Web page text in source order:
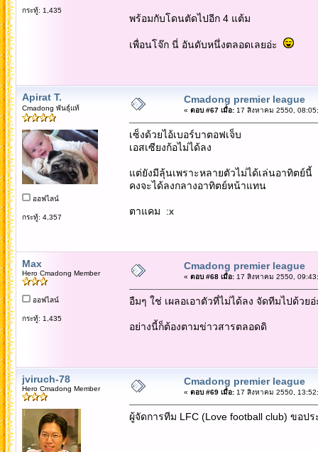
กระทู้: 1,435
พร้อมกับโดนตัดไปอีก 4 แต้ม
เพื่อนโจ๊ก นี่ อันดับหนึ่งตลอดเลยอ่ะ
Apirat T.
Cmadong พันธุ์แท้
ออฟไลน์
กระทู้: 4,357
Cmadong premier league
« ตอบ #67 เมื่อ:17 สิงหาคม 2550,
เซ็งด้วยไอ้เบอร์บาตอฟเจ็บ
เอสเซียงก้อไม่ได้ลง
แต่ยังมีลุ้นเพราะหลายตัวไม่ได้เล่นอาทิตย์นี้
คงจะได้ลงกลางอาทิตย์หน้าแทน
ตาแคม :x
Max
Hero Cmadong Member
ออฟไลน์
กระทู้: 1,435
Cmadong premier league
« ตอบ #68 เมื่อ:17 สิงหาคม 2550,
อืมๆ ใช่ เผลอเอาตัวที่ไม่ได้ลง จัดทีมไปด้วยอ่
อย่างนี้ก็ต้องตามข่าวสารตลอดดิ
jviruch-78
Hero Cmadong Member
Cmadong premier league
« ตอบ #69 เมื่อ:17 สิงหาคม 2550,
ผู้จัดการทีม LFC (Love football club) ขอ